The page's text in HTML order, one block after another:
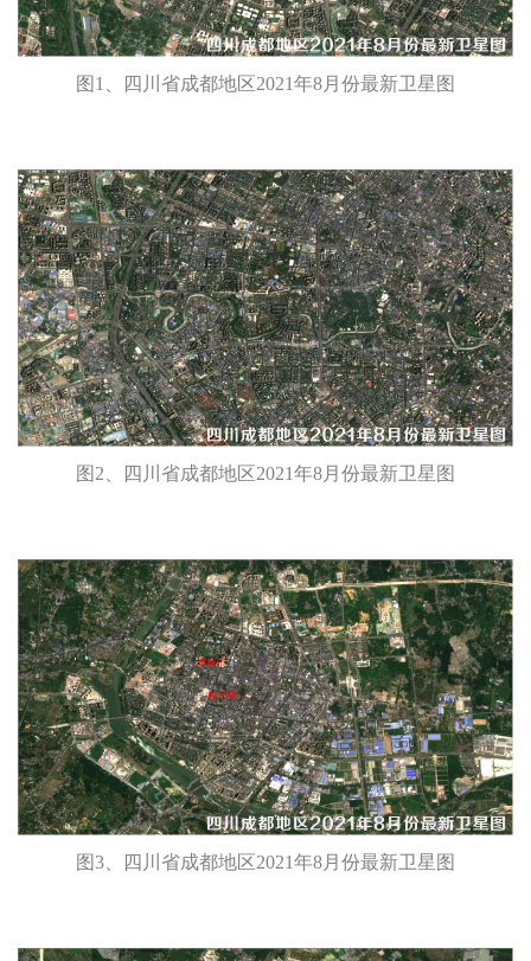
图1、四川省成都地区2021年8月份最新卫星图
图2、四川省成都地区2021年8月份最新卫星图
图3、四川省成都地区2021年8月份最新卫星图